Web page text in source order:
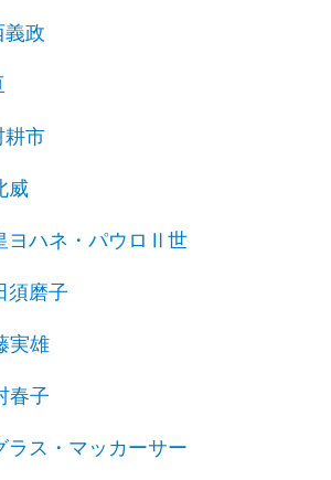
義政
耕市
威
ヨハネ・パウロⅡ世
須磨子
実雄
春子
ラス・マッカーサー